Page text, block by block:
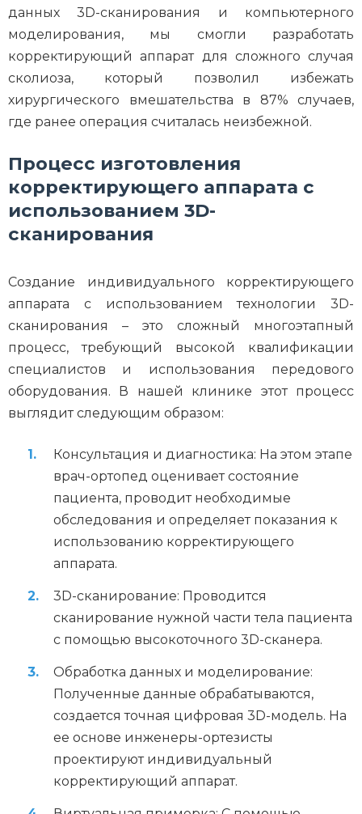
данных 3D-сканирования и компьютерного
моделирования, мы смогли разработать
корректирующий аппарат для сложного случая
сколиоза, который позволил избежать
хирургического вмешательства в 87% случаев,
где ранее операция считалась неизбежной.
Процесс изготовления
корректирующего аппарата с
использованием 3D-
сканирования
Создание индивидуального корректирующего
аппарата с использованием технологии 3D-
сканирования – это сложный многоэтапный
процесс, требующий высокой квалификации
специалистов и использования передового
оборудования. В нашей клинике этот процесс
выглядит следующим образом:
Консультация и диагностика: На этом этапе
врач-ортопед оценивает состояние
пациента, проводит необходимые
обследования и определяет показания к
использованию корректирующего
аппарата.
3D-сканирование: Проводится
сканирование нужной части тела пациента
с помощью высокоточного 3D-сканера.
Обработка данных и моделирование:
Полученные данные обрабатываются,
создается точная цифровая 3D-модель. На
ее основе инженеры-ортезисты
проектируют индивидуальный
корректирующий аппарат.